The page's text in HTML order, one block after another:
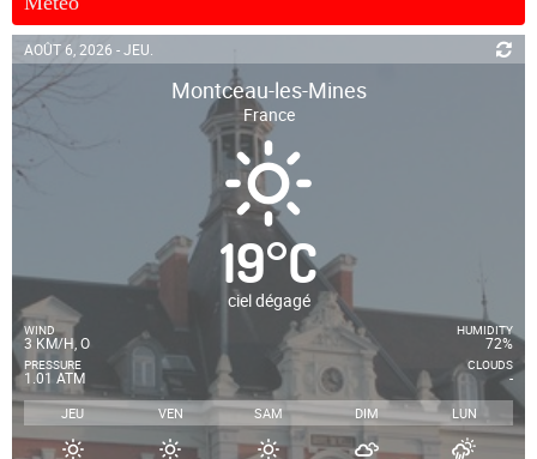
AOÛT 6, 2026 - JEU.
Montceau-les-Mines
France
19°C
ciel dégagé
WIND
3 KM/H, O
PRESSURE
1.01 ATM
HUMIDITY
72%
CLOUDS
-
JEU VEN SAM DIM LUN